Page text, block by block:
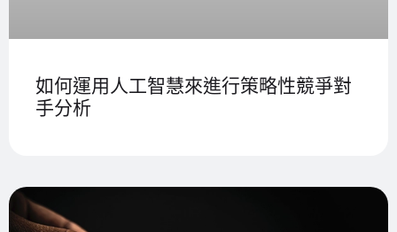
如何運用人工智慧來進行策略性競爭對
手分析